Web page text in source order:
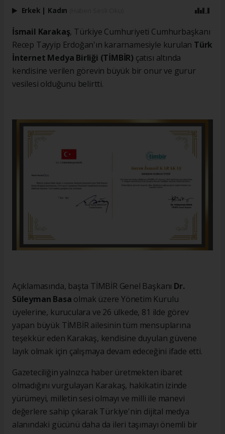
Erkek | Kadın
İsmail Karakaş, Türkiye Cumhuriyeti Cumhurbaşkanı
Recep Tayyip Erdoğan'ın kararnamesiyle kurulan Türk
İnternet Medya Birliği (TİMBİR) çatısı altında
kendisine verilen görevin büyük bir onur ve gurur
vesilesi olduğunu belirtti.
Açıklamasında, başta TİMBİR Genel Başkanı Dr.
Süleyman Basa olmak üzere Yönetim Kurulu
üyelerine, kuruculara ve 26 ülkede, 81 ilde görev
yapan büyük TİMBİR ailesinin tüm mensuplarına
teşekkür eden Karakaş, kendisine duyulan güvene
layık olmak için çalışmaya devam edeceğini ifade etti.
Gazeteciliğin yalnızca haber üretmekten ibaret
olmadığını vurgulayan Karakaş, hakikatin izinde
yürümeyi, milletin sesi olmayı ve milli ile manevi
değerlere sahip çıkarak Türkiye'nin dijital medya
alanındaki gücünü daha da ileri taşımayı önemli bir